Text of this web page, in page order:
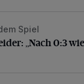
„Nach 0:3
Spiel
„Nach 0:3